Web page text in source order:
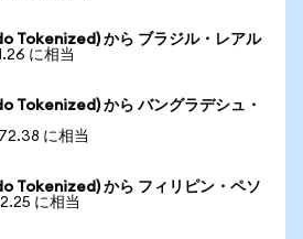
Tokenized) から ブラジル・レアル
に相当
Tokenized) から バングラデシュ・
に相当
Tokenized) から フィリピン・ペソ
に相当